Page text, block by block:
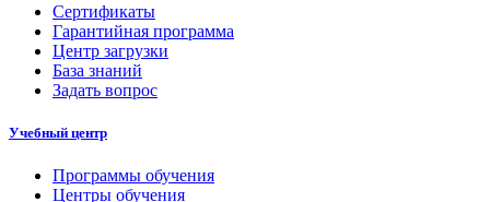
Сертификаты
Гарантийная программа
Центр загрузки
База знаний
Задать вопрос
Учебный центр
Программы обучения
Центры обучения